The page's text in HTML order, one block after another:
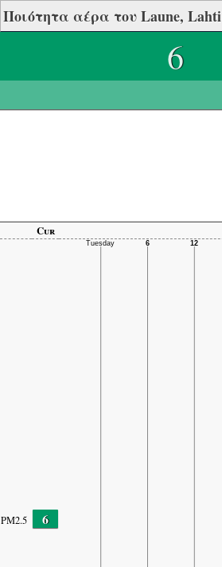
Ποιότητα αέρα του Laune, Lahti
6
Cur
PM2.5 6